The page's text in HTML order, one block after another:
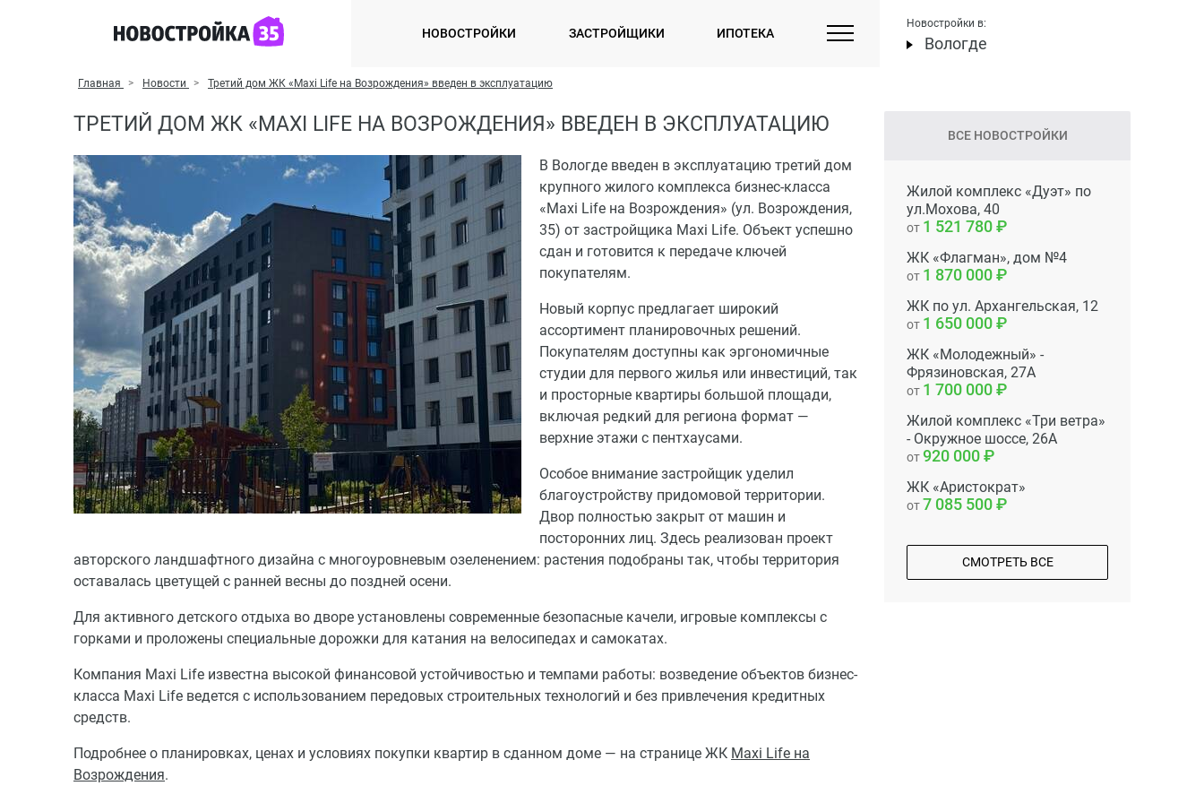
НОВОСТРОЙКИ ЗАСТРОЙЩИКИ ИПОТЕКА
Новостройки в:
Вологде
Главная Новости Третий дом ЖК «Maxi Life на Возрождения» введен в эксплуатацию
ТРЕТИЙ ДОМ ЖК «MAXI LIFE НА ВОЗРОЖДЕНИЯ» ВВЕДЕН В ЭКСПЛУАТАЦИЮ
В Вологде введен в эксплуатацию третий дом
крупного жилого комплекса бизнес-класса
«Maxi Life на Возрождения» (ул. Возрождения,
35) от застройщика Maxi Life. Объект успешно
сдан и готовится к передаче ключей
покупателям.
Новый корпус предлагает широкий
ассортимент планировочных решений.
Покупателям доступны как эргономичные
студии для первого жилья или инвестиций, так
и просторные квартиры большой площади,
включая редкий для региона формат —
верхние этажи с пентхаусами.
Особое внимание застройщик уделил
благоустройству придомовой территории.
Двор полностью закрыт от машин и
посторонних лиц. Здесь реализован проект
авторского ландшафтного дизайна с многоуровневым озеленением: растения подобраны так, чтобы территория
оставалась цветущей с ранней весны до поздней осени.
Для активного детского отдыха во дворе установлены современные безопасные качели, игровые комплексы с
горками и проложены специальные дорожки для катания на велосипедах и самокатах.
Компания Maxi Life известна высокой финансовой устойчивостью и темпами работы: возведение объектов бизнес-
класса Maxi Life ведется с использованием передовых строительных технологий и без привлечения кредитных
средств.
Подробнее о планировках, ценах и условиях покупки квартир в сданном доме — на странице ЖК Maxi Life на
Возрождения.
ВСЕ НОВОСТРОЙКИ
Жилой комплекс «Дуэт» по
ул.Мохова, 40
от 1 521 780
ЖК «Флагман», дом №4
от 1 870 000
ЖК по ул. Архангельская, 12
от 1 650 000
ЖК «Молодежный» -
Фрязиновская, 27А
от 1 700 000
Жилой комплекс «Три ветра»
- Окружное шоссе, 26А
от920 000
ЖК «Аристократ»
от7 085 500
СМОТРЕТЬ ВСЕ